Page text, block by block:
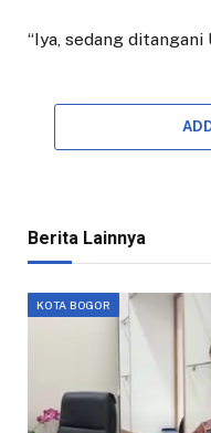
“Iya, sedang
Berita Lainnya
KOTA BOGOR